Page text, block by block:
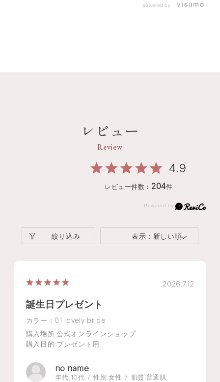
powered by
レビュー
Review
4.9
レビュー件数： 204件
絞り込み 表示：新しい順
2026.7.12
誕生日プレゼント
カラー：01 lovely bride
購入場所:公式オンラインショップ
購入目的:プレゼント用
no name
年代:10代 性別:女性 肌質:普通肌